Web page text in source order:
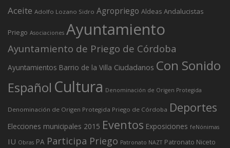
Aceite Adolfo Lozano Sidro Agropriego Aldeas Andalucistas
Priego Asociaciones Ayuntamiento
Ayuntamiento de Priego de Córdoba
Ayuntamientos Barrio de la Villa Ciudadanos Con Sonido
Español Cultura Denominación de Origen Protegida
Denominación de Origen Protegida Priego de Córdoba Deportes
Elecciones municipales 2015 Eventos Exposiciones feNónimas
IU Obras PA Participa Priego Patronato NAZT Patronato Niceto